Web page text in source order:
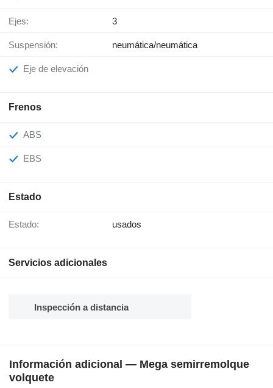
Ejes: 3
Suspensión: neumática/neumática
Eje de elevación
Frenos
ABS
EBS
Estado
Estado: usados
Servicios adicionales
Inspección a distancia
Información adicional — Mega semirremolque
volquete